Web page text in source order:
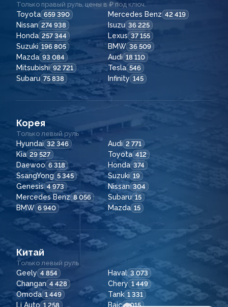
Только правый руль, цены в ₽ под ключ.
Toyota 659 390 Mercedes Benz 42 419
Nissan 274 938 Isuzu 36 225
Honda 257 344 Lexus 37 155
Suzuki 196 805 BMW 36 509
Mazda 93 084 Audi 18 110
Mitsubishi 92 721 Tesla 546
Subaru 75 838 Infinity 145
Корея
Только левый руль
Hyundai 32 346 Audi 2 771
Kia 29 527 Toyota 412
Daewoo 6 318 Honda 374
SsangYong 5 345 Suzuki 19
Genesis 4 973 Nissan 304
Mercedes Benz 8 056 Subaru 15
BMW 6 940 Mazda 15
Китай
Только левый руль
Geely 4 854 Haval 3 073
Changan 4 428 Chery 1 449
Omoda 1 449 Tank 1 331
Li Auto 1 258 Baic 1 015